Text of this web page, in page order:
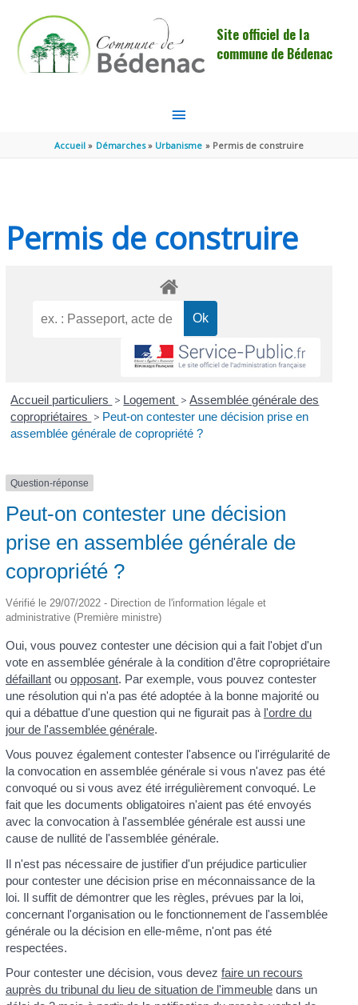
Site officiel de la
commune de Bédenac
MENU
PRINCIPAL
Accueil Démarches Urbanisme Permis de construire
Permis de construire
Accueil particuliers > Logement > Assemblée générale des
copropriétaires > Peut-on contester une décision prise en
assemblée générale de copropriété ?
Question-réponse
Peut-on contester une décision
prise en assemblée générale de
copropriété ?
Vérifié le 29/07/2022 - Direction de l'information légale et
administrative (Première ministre)
Oui, vous pouvez contester une décision qui a fait l'objet d'un
vote en assemblée générale à la condition d'être copropriétaire
défaillantou opposant. Par exemple, vous pouvez contester
une résolution qui n'a pas été adoptée à la bonne majorité ou
qui a débattue d'une question qui ne figurait pas à l'ordre du
jour de l'assemblée générale.
Vous pouvez également contester l'absence ou l'irrégularité de
la convocation en assemblée générale si vous n'avez pas été
convoqué ou si vous avez été irrégulièrement convoqué. Le
fait que les documents obligatoires n'aient pas été envoyés
avec la convocation à l'assemblée générale est aussi une
cause de nullité de l'assemblée générale.
Il n'est pas nécessaire de justifier d'un préjudice particulier
pour contester une décision prise en méconnaissance de la
loi. Il suffit de démontrer que les règles, prévues par la loi,
concernant l'organisation ou le fonctionnement de l'assemblée
générale ou la décision en elle-même, n'ont pas été
respectées.
Pour contester une décision, vous devez faire un recours
auprès du tribunal du lieu de situation de l'immeubledans un